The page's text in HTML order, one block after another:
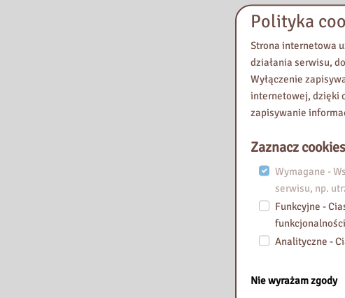
Polityka
Strona internetowa
działania serwisu,
Wyłączenie
internetowej, dzięki
zapisywanie
Zaznacz
Wymagane -
serwisu, np.
Funkcyjne -
Analityczne -
Nie wyrażam zgody